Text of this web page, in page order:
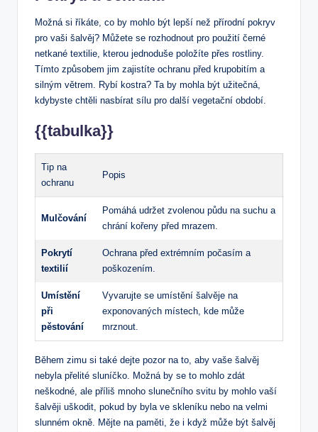
Možná⁤ si říkáte, ​co by mohlo‌ být lepší než přírodní ⁢pokryv
⁢pro vaši ‌šalvěj? Můžete se‍ rozhodnout ‌pro použití černé
‍netkané textilie, kterou‌ jednoduše ‌položíte přes rostliny.
‌Tímto způsobem ⁢jim zajistíte ochranu před‍ krupobitím a
‍silným větrem. Rybí kostra?​ Ta by mohla být užitečná,‌
kdybyste chtěli nasbírat sílu pro ⁣další⁢ vegetační období.
{{tabulka}}
Tip na
ochranu
Popis
Mulčování
Pomáhá udržet zvolenou‌ půdu na suchu⁢ a
chrání kořeny ‍před​ mrazem.
Pokrytí
textilií
Ochrana před extrémním počasím a
poškozením.
Umístění
⁤při
pěstování
Vyvarujte se umístění šalvěje na
exponovaných ‍místech, kde může⁢
mrznout.
Během‍ zimu si také dejte pozor na to, aby vaše šalvěj
⁤nebyla⁤ přelité‌ sluníčko. Možná by se to mohlo zdát
neškodné, ale příliš ​mnoho slunečního svitu by mohlo vaší
šalvěji uškodit, pokud by byla ve skleníku nebo na⁤ velmi
slunném okně. Mějte na paměti, že i když může být šalvěj